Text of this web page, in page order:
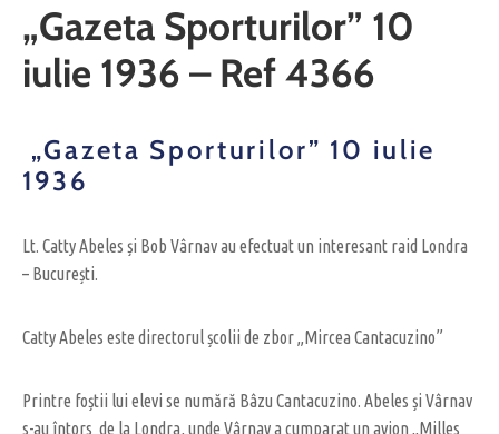
„Gazeta Sporturilor” 10
iulie 1936 – Ref 4366
„Gazeta Sporturilor” 10 iulie
1936
Lt. Catty Abeles și Bob Vârnav au efectuat un interesant raid Londra
– București.
Catty Abeles este directorul școlii de zbor „Mircea Cantacuzino”
Printre foștii lui elevi se numără Bâzu Cantacuzino. Abeles și Vârnav
s-au întors de la Londra, unde Vârnav a cumparat un avion „Milles